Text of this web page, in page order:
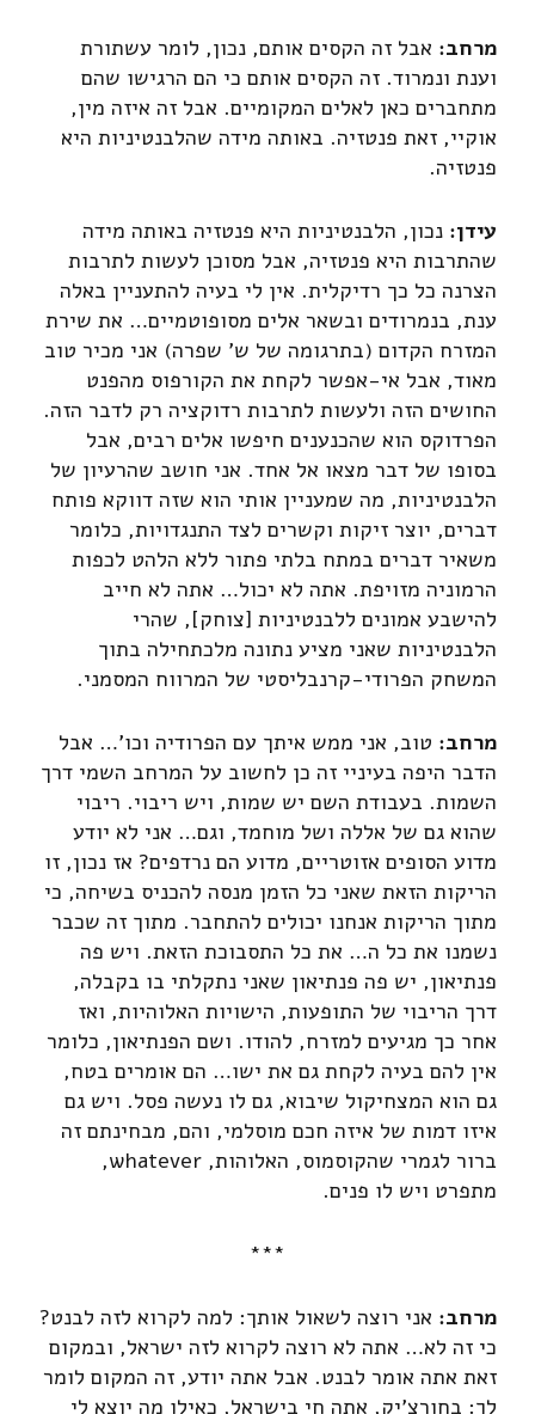
מרחב: אבל זה הקסים אותם, נכון, לומר עשתורת
וענת ונמרוד. זה הקסים אותם כי הם הרגישו שהם
מתחברים כאן לאלים המקומיים. אבל זה איזה מין,
אוקיי, זאת פנטזיה. באותה מידה שהלבנטיניות היא
פנטזיה.
עידן: נכון, הלבנטיניות היא פנטזיה באותה מידה
שהתרבות היא פנטזיה, אבל מסוכן לעשות לתרבות
הצרנה כל כך רדיקלית. אין לי בעיה להתעניין באלה
ענת, בנמרודים ובשאר אלים מסופוטמיים… את שירת
המזרח הקדום (בתרגומה של ש' שפרה) אני מכיר טוב
מאוד, אבל אי-אפשר לקחת את הקורפוס מהפנט
החושים הזה ולעשות לתרבות רדוקציה רק לדבר הזה.
הפרדוקס הוא שהכנענים חיפשו אלים רבים, אבל
בסופו של דבר מצאו אל אחד. אני חושב שהרעיון של
הלבנטיניות, מה שמעניין אותי הוא שזה דווקא פותח
דברים, יוצר זיקות וקשרים לצד התנגדויות, כלומר
משאיר דברים במתח בלתי פתור ללא הלהט לכפות
הרמוניה מזויפת. אתה לא יכול… אתה לא חייב
להישבע אמונים ללבנטיניות [צוחק], שהרי
הלבנטיניות שאני מציע נתונה מלכתחילה בתוך
המשחק הפרודי-קרנבליסטי של המרווח המסמני.
מרחב: טוב, אני ממש איתך עם הפרודיה וכו'… אבל
הדבר היפה בעיניי זה כן לחשוב על המרחב השמי דרך
השמות. בעבודת השם יש שמות, ויש ריבוי. ריבוי
שהוא גם של אללה ושל מוחמד, וגם… אני לא יודע
מדוע הסופים אזוטריים, מדוע הם נרדפים? אז נכון, זו
הריקות הזאת שאני כל הזמן מנסה להכניס בשיחה, כי
מתוך הריקות אנחנו יכולים להתחבר. מתוך זה שכבר
נשמנו את כל ה… את כל התסבוכת הזאת. ויש פה
פנתיאון, יש פה פנתיאון שאני נתקלתי בו בקבלה,
דרך הריבוי של התופעות, הישויות האלוהיות, ואז
אחר כך מגיעים למזרח, להודו. ושם הפנתיאון, כלומר
אין להם בעיה לקחת גם את ישו… הם אומרים בטח,
גם הוא המצחיקול שיבוא, גם לו נעשה פסל. ויש גם
איזו דמות של איזה חכם מוסלמי, והם, מבחינתם זה
ברור לגמרי שהקוסמוס, האלוהות, whatever,
מתפרט ויש לו פנים.
***
מרחב: אני רוצה לשאול אותך: למה לקרוא לזה לבנט?
כי זה לא… אתה לא רוצה לקרוא לזה ישראל, ובמקום
זאת אתה אומר לבנט. אבל אתה יודע, זה המקום לומר
לך: בחורצ'יק, אתה חי בישראל, כאילו מה יוצא לי